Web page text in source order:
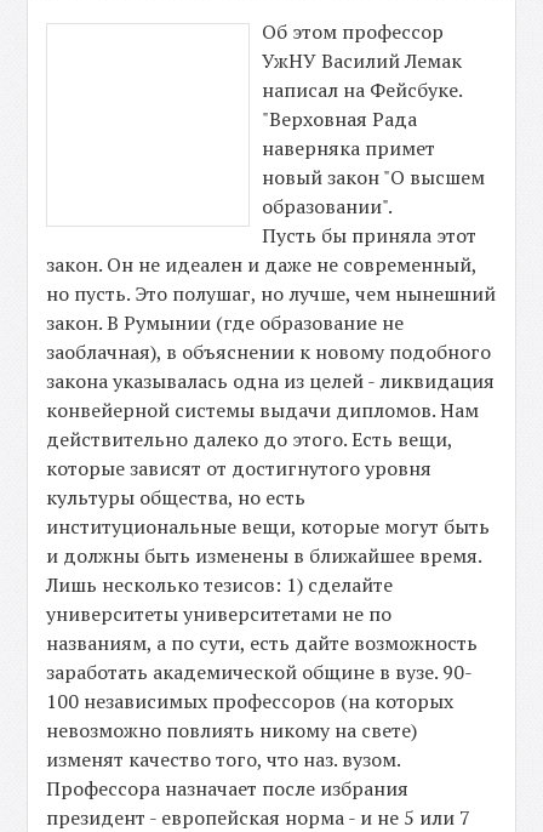
Об этом профессор
УжНУ Василий Лемак
написал на Фейсбуке.
"Верховная Рада
наверняка примет
новый закон "О высшем
образовании".
Пусть бы приняла этот
закон. Он не идеален и даже не современный,
но пусть. Это полушаг, но лучше, чем нынешний
закон. В Румынии (где образование не
заоблачная), в объяснении к новому подобного
закона указывалась одна из целей - ликвидация
конвейерной системы выдачи дипломов. Нам
действительно далеко до этого. Есть вещи,
которые зависят от достигнутого уровня
культуры общества, но есть
институциональные вещи, которые могут быть
и должны быть изменены в ближайшее время.
Лишь несколько тезисов: 1) сделайте
университеты университетами не по
названиям, а по сути, есть дайте возможность
заработать академической общине в вузе. 90-
100 независимых профессоров (на которых
невозможно повлиять никому на свете)
изменят качество того, что наз. вузом.
Профессора назначает после избрания
президент - европейская норма - и не 5 или 7